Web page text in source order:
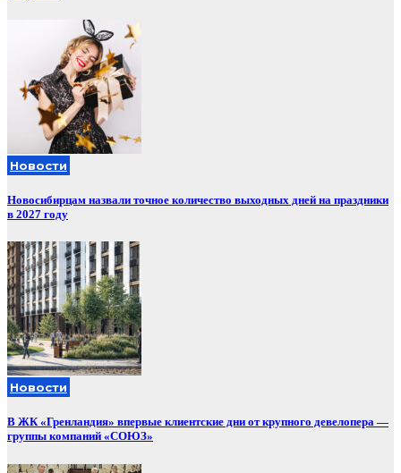
Новости
Новосибирцам назвали точное количество выходных дней на праздники
в 2027 году
Новости
В ЖК «Гренландия» впервые клиентские дни от крупного девелопера —
группы компаний «СОЮЗ»